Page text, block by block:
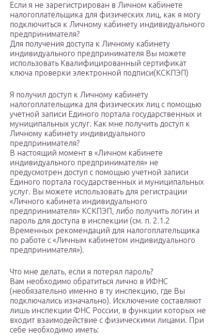
Если я не зарегистрирован в Личном кабинете
налогоплательщика для физических лиц, как я могу
подключиться к Личному кабинету индивидуального
предпринимателя?
Для получения доступа к Личному кабинету
индивидуального предпринимателя Вы можете
использовать Квалифицированный сертификат
ключа проверки электронной подписи(КСКПЭП)
Я получил доступ к Личному кабинету
налогоплательщика для физических лиц с помощью
учетной записи Единого портала государственных и
муниципальных услуг. Как мне получить доступ к
Личному кабинету индивидуального
предпринимателя?
В настоящий момент в «Личном кабинете
индивидуального предпринимателя» не
предусмотрен доступ с помощью учетной записи
Единого портала государственных и муниципальных
услуг. Вы можете использовать для регистрации
«Личного кабинета индивидуального
предпринимателя» КСКПЭП, либо получить логин и
пароль для доступа в инспекции (см. п. 2.1.2
Временных рекомендаций для налогоплательщика
по работе с «Личным кабинетом индивидуального
предпринимателя»).
Что мне делать, если я потерял пароль?
Вам необходимо обратиться лично в ИФНС
(необязательно именно в ту инспекцию, где Вы
подключались изначально). Исключение составляют
лишь инспекции ФНС России, в функции которых не
входит взаимодействие с физическими лицами. При
себе необходимо иметь: